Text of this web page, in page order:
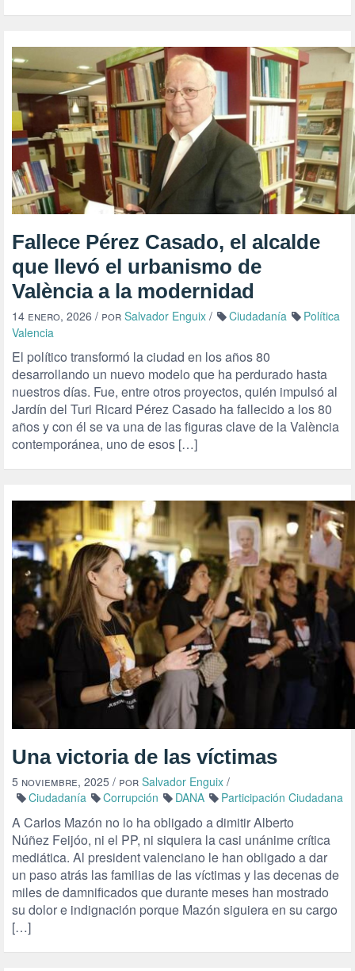
Fallece Pérez Casado, el alcalde
que llevó el urbanismo de
València a la modernidad
14 enero, 2026 / por Salvador Enguix / Ciudadanía
Política
Valencia
El político transformó la ciudad en los años 80
desarrollando un nuevo modelo que ha perdurado hasta
nuestros días. Fue, entre otros proyectos, quién impulsó al
Jardín del Turi Ricard Pérez Casado ha fallecido a los 80
años y con él se va una de las figuras clave de la València
contemporánea, uno de esos […]
Una victoria de las víctimas
5 noviembre, 2025 / por Salvador Enguix /
Ciudadanía
Corrupción DANA Participación Ciudadana
A Carlos Mazón no lo ha obligado a dimitir Alberto
Núñez Feijóo, ni el PP, ni siquiera la casi unánime crítica
mediática. Al president valenciano le han obligado a dar
un paso atrás las familias de las víctimas y las decenas de
miles de damnificados que durante meses han mostrado
su dolor e indignación porque Mazón siguiera en su cargo
[…]